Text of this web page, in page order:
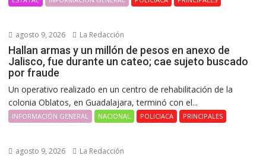
agosto 9, 2026 La Redacción
Hallan armas y un millón de pesos en anexo de
Jalisco, fue durante un cateo; cae sujeto buscado
por fraude
Un operativo realizado en un centro de rehabilitación de la
colonia Oblatos, en Guadalajara, terminó con el...
INFORMACIÓN GENERAL NACIONAL POLICIACA PRINCIPALES
agosto 9, 2026 La Redacción